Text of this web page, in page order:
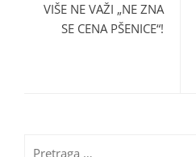
VIŠE NE VAŽI „NE ZNA
SE CENA PŠENICE“!